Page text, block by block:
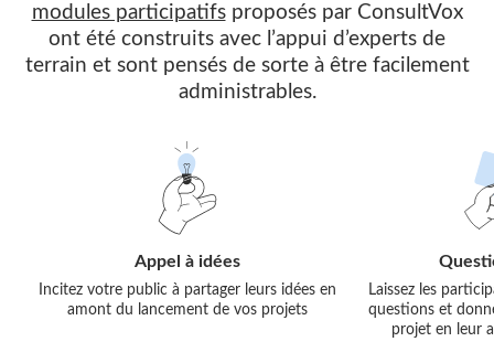
modules participatifsproposés par ConsultVox
ont été construits avec l’appui d’experts de
terrain et sont pensés de sorte à être facilement
administrables.
Suivre
le
lien
Appel à idées
Incitez votre public à partager leurs idées en
amont du lancement de vos projets
Laissez les
questions et
projet en leur